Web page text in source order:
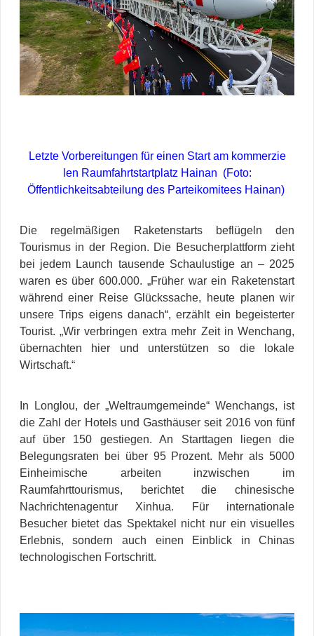
Letzte Vorbereitungen für einen Start am kommerzie
len Raumfahrtstartplatz Hainan (Foto:
Öffentlichkeitsabteilung des Parteikomitees Hainan)
Die regelmäßigen Raketenstarts beflügeln den
Tourismus in der Region. Die Besucherplattform zieht
bei jedem Launch tausende Schaulustige an – 2025
waren es über 600.000. „Früher war ein Raketenstart
während einer Reise Glückssache, heute planen wir
unsere Trips eigens danach“, erzählt ein begeisterter
Tourist. „Wir verbringen extra mehr Zeit in Wenchang,
übernachten hier und unterstützen so die lokale
Wirtschaft.“
In Longlou, der „Weltraumgemeinde“ Wenchangs, ist
die Zahl der Hotels und Gasthäuser seit 2016 von fünf
auf über 150 gestiegen. An Starttagen liegen die
Belegungsraten bei über 95 Prozent. Mehr als 5000
Einheimische arbeiten inzwischen im
Raumfahrttourismus, berichtet die chinesische
Nachrichtenagentur Xinhua. Für internationale
Besucher bietet das Spektakel nicht nur ein visuelles
Erlebnis, sondern auch einen Einblick in Chinas
technologischen Fortschritt.